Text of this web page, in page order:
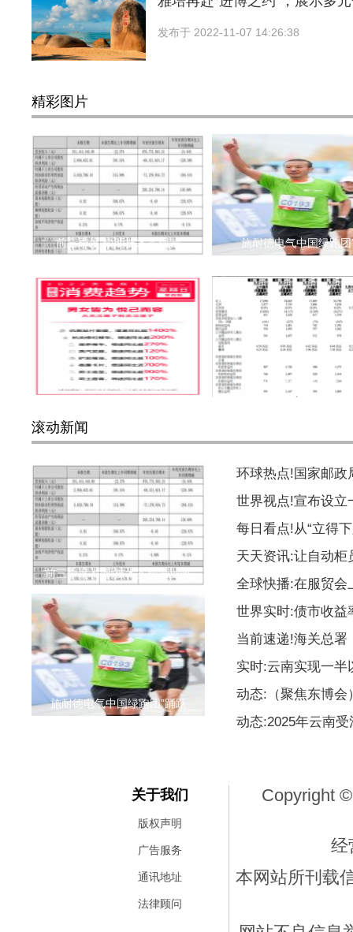
发布于 2022-11-07 14:26:38
精彩图片
前三季度 锐明技术实现营 施耐德电气中国绿跑团
天猫双11消费趋势报告显示 联想集团第二季度营收
滚动新闻
前三季度 锐明技术实现营业收
施耐德电气中国绿跑团”踊跃
环球热点!国家邮政
世界视点!宣布设立
每日看点!从“立得
天天资讯:让自动柜
全球快播:在服贸会
世界实时:债市收益
当前速递!海关总署
实时:云南实现一半
动态:（聚焦东博会
动态:2025年云南
关于我们
版权声明
广告服务
通讯地址
法律顾问
Copyright
经
本网站所刊载